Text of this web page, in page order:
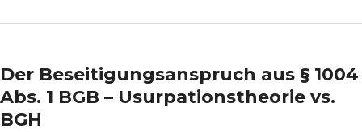
Der Beseitigungsanspruch aus § 1004
Abs. 1 BGB – Usurpationstheorie vs.
BGH